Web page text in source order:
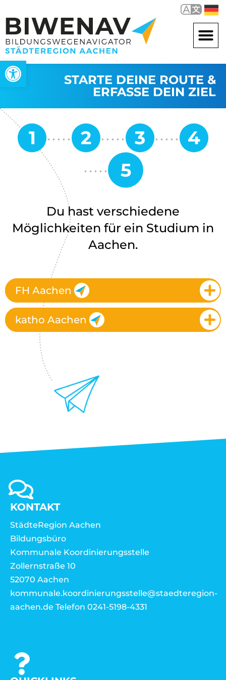
Werkzeugleiste öffnen
STARTE DEINE ROUTE &
ERFASSE DEIN ZIEL
Du hast verschiedene
Möglichkeiten für ein Studium in
Aachen.
FH Aachen
katho Aachen
KONTAKT
StädteRegion Aachen
Bildungsbüro
Kommunale Koordinierungsstelle
Zollernstraße 10
52070 Aachen
kommunale.koordinierungsstelle@staedteregion-
aachen.de Telefon 0241-5198-4331